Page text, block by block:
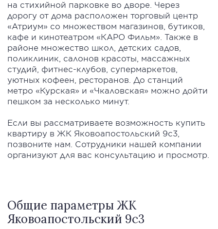
на стихийной парковке во дворе. Через
дорогу от дома расположен торговый центр
«Атриум» со множеством магазинов, бутиков,
кафе и кинотеатром «КАРО Фильм». Также в
районе множество школ, детских садов,
поликлиник, салонов красоты, массажных
студий, фитнес-клубов, супермаркетов,
уютных кофеен, ресторанов. До станций
метро «Курская» и «Чкаловская» можно дойти
пешком за несколько минут.
Если вы рассматриваете возможность купить
квартиру в ЖК Яковоапостольский 9с3,
позвоните нам. Сотрудники нашей компании
организуют для вас консультацию и просмотр.
Общие параметры ЖК
Яковоапостольский 9с3